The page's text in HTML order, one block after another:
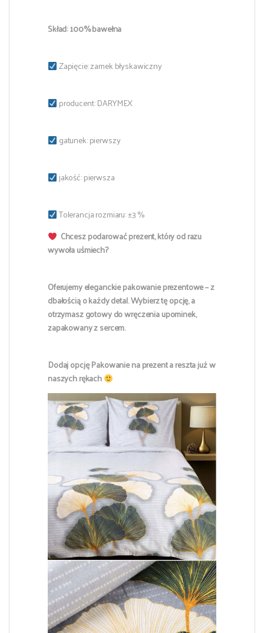
Skład: 100% bawełna
Zapięcie: zamek błyskawiczny
producent: DARYMEX
gatunek: pierwszy
jakość: pierwsza
Tolerancja rozmiaru: ±3 %
Chcesz podarować prezent, który od razu
wywoła uśmiech?
Oferujemy eleganckie pakowanie prezentowe – z
dbałością o każdy detal. Wybierz tę opcję, a
otrzymasz gotowy do wręczenia upominek,
zapakowany z sercem.
Dodaj opcję Pakowanie na prezent a reszta już w
naszych rękach